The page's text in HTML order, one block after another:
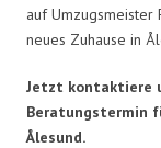
auf Umzugsmeister
neues Zuhause in
Jetzt kontaktiere
Beratungstermin
Ålesund.